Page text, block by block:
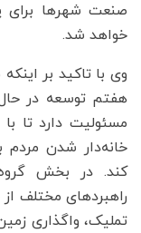
صنعت شهر‌ها برای
خواهد شد.
وی با تاکید بر
هفتم توسعه در
مسئولیت دارد تا
خانه‌دار شدن مردم
کند. در بخش
راهبرد‌های مختلف
تملیک، واگذاری